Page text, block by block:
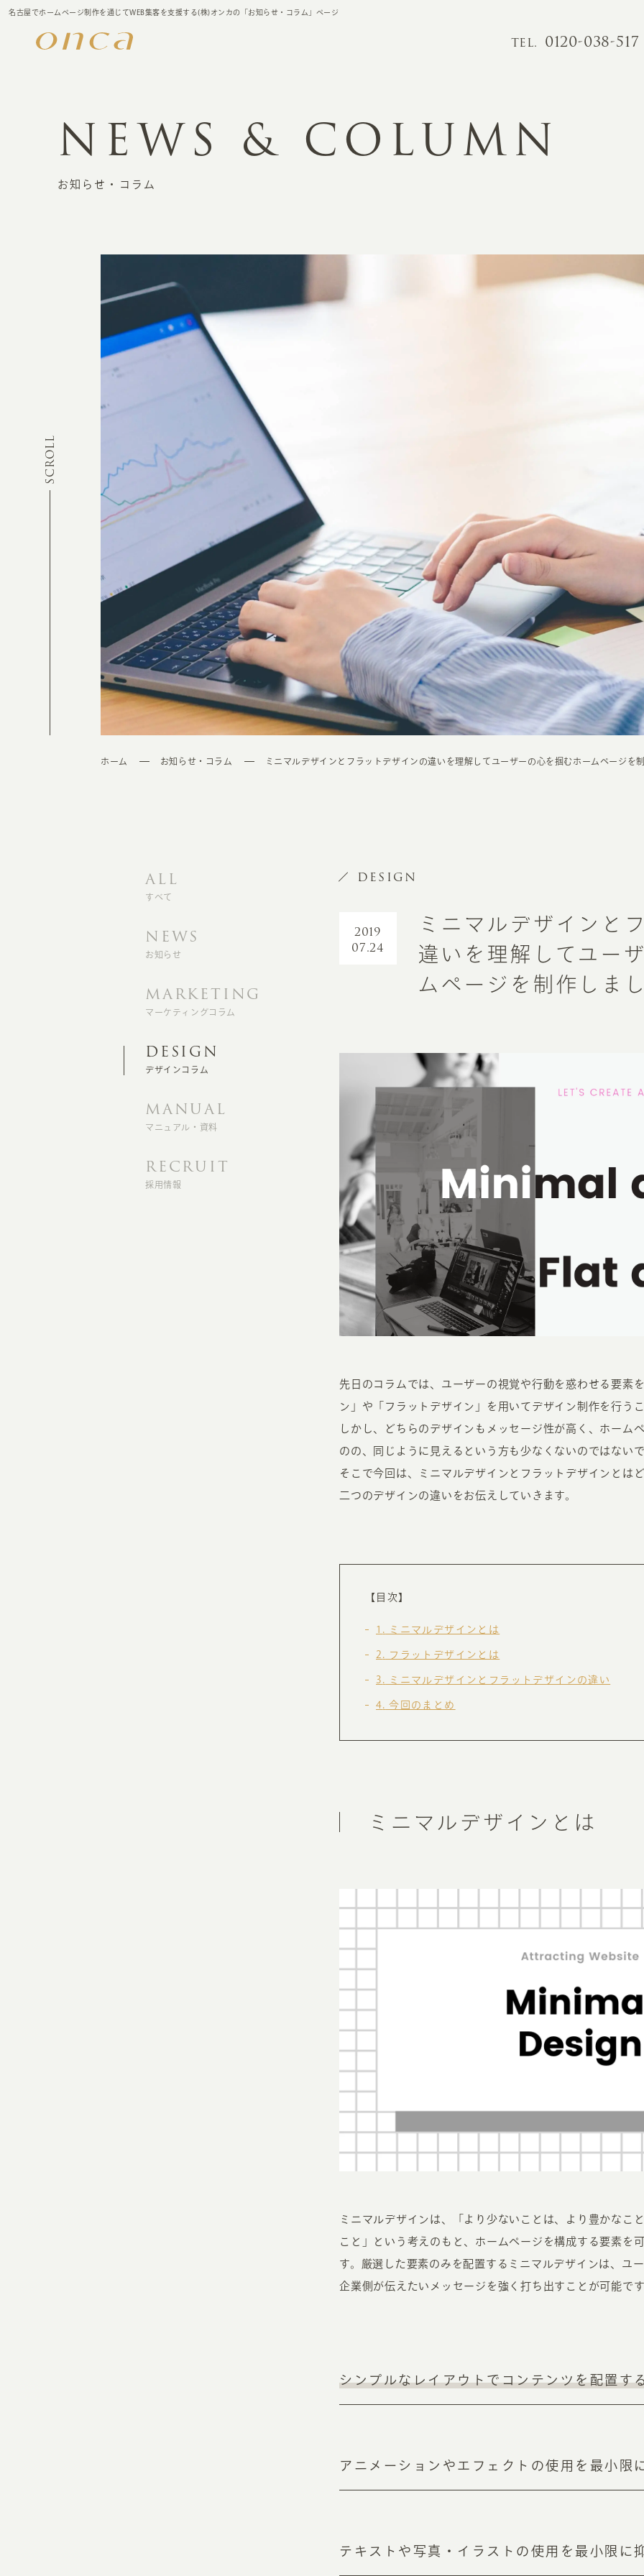
名古屋でホームページ制作を通じてWEB集客を支援する(株)オンカの「お知らせ・コラム」ページ
TEL. 0120-038-517
INFORMATION
ホーム
制作実績
ホームページ制作の流れ
ABOUT
オン
NEWS & COLUMN
お知らせ・コラム
SCROLL
ホーム お知らせ・コラム ミニマルデザインとフラットデザインの違いを理解してユーザーの心を掴むホームページを
ALL
すべて
NEWS
お知らせ
MARKETING
マーケティングコラム
DESIGN
デザインコラム
MANUAL
マニュアル・資料
RECRUIT
採用情報
DESIGN
ミニマルデザインと
違いを理解してユー
ムページを制作しま
2019
07.24
先日のコラムでは、ユーザーの視覚や行動を惑わせる要素
ン」や「フラットデザイン」を用いてデザイン制作を行う
しかし、どちらのデザインもメッセージ性が高く、ホーム
のの、同じように見えるという方も少なくないのではない
そこで今回は、ミニマルデザインとフラットデザインとは
二つのデザインの違いをお伝えしていきます。
【目次】
1 ミニマルデザインとは
2 フラットデザインとは
3 ミニマルデザインとフラットデザインの違い
4 今回のまとめ
ミニマルデザインとは
ミニマルデザインは、「より少ないことは、より豊かなこ
こと」という考えのもと、ホームページを構成する要素を
す。厳選した要素のみを配置するミニマルデザインは、ユ
企業側が伝えたいメッセージを強く打ち出すことが可能で
シンプルなレイアウトでコンテンツを配置す
アニメーションやエフェクトの使用を最小限
テキストや写真・イラストの使用を最小限に